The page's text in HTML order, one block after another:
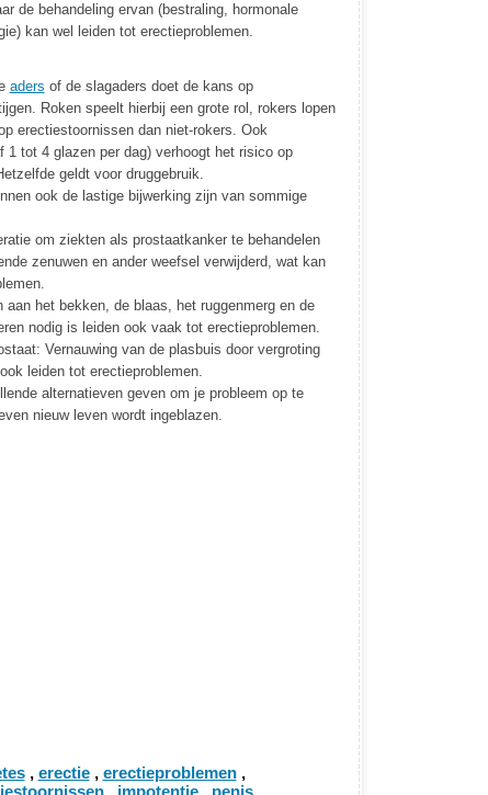
de behandeling ervan (bestraling, hormonale
kan wel leiden tot erectieproblemen.
aders of de slagaders doet de kans op
Roken speelt hierbij een grote rol, rokers lopen
erectiestoornissen dan niet-rokers. Ook
1 tot 4 glazen per dag) verhoogt het risico op
geldt voor druggebruik.
ook de lastige bijwerking zijn van sommige
om ziekten als prostaatkanker te behandelen
zenuwen en ander weefsel verwijderd, wat kan
aan het bekken, de blaas, het ruggenmerg en de
nodig is leiden ook vaak tot erectieproblemen.
Vernauwing van de plasbuis door vergroting
leiden tot erectieproblemen.
alternatieven geven om je probleem op te
nieuw leven wordt ingeblazen.
, erectie, erectieproblemen,
, impotentie, penis